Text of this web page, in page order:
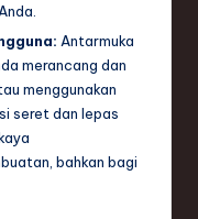
Antarmuka
merancang dan
menggunakan
seret dan lepas
bahkan bagi